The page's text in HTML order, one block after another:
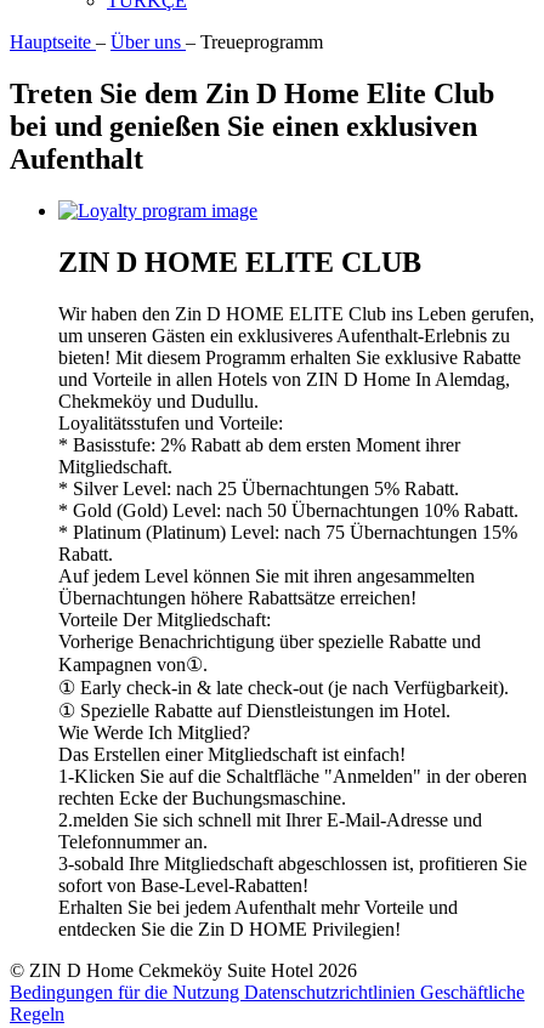
Hauptseite – Über uns – Treueprogramm
Treten Sie dem Zin D Home Elite Club
bei und genießen Sie einen exklusiven
Aufenthalt
ZIN D HOME ELITE CLUB
Wir haben den Zin D HOME ELITE Club ins Leben gerufen,
um unseren Gästen ein exklusiveres Aufenthalt-Erlebnis zu
bieten! Mit diesem Programm erhalten Sie exklusive Rabatte
und Vorteile in allen Hotels von ZIN D Home In Alemdag,
Chekmeköy und Dudullu.
Loyalitätsstufen und Vorteile:
* Basisstufe: 2% Rabatt ab dem ersten Moment ihrer
Mitgliedschaft.
* Silver Level: nach 25 Übernachtungen 5% Rabatt.
* Gold (Gold) Level: nach 50 Übernachtungen 10% Rabatt.
* Platinum (Platinum) Level: nach 75 Übernachtungen 15%
Rabatt.
Auf jedem Level können Sie mit ihren angesammelten
Übernachtungen höhere Rabattsätze erreichen!
Vorteile Der Mitgliedschaft:
Vorherige Benachrichtigung über spezielle Rabatte und
Kampagnen von①.
① Early check-in & late check-out (je nach Verfügbarkeit).
① Spezielle Rabatte auf Dienstleistungen im Hotel.
Wie Werde Ich Mitglied?
Das Erstellen einer Mitgliedschaft ist einfach!
1-Klicken Sie auf die Schaltfläche "Anmelden" in der oberen
rechten Ecke der Buchungsmaschine.
2.melden Sie sich schnell mit Ihrer E-Mail-Adresse und
Telefonnummer an.
3-sobald Ihre Mitgliedschaft abgeschlossen ist, profitieren Sie
sofort von Base-Level-Rabatten!
Erhalten Sie bei jedem Aufenthalt mehr Vorteile und
entdecken Sie die Zin D HOME Privilegien!
© ZIN D Home Cekmeköy Suite Hotel 2026
Bedingungen für die Nutzung Datenschutzrichtlinien Geschäftliche
Regeln